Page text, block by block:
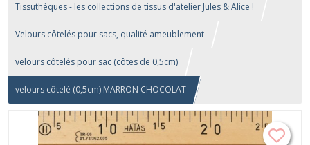
Tissuthèques - les collections de tissus d'atelier Jules & Alice !
Velours côtelés pour sacs, qualité ameublement
velours côtelés pour sac (côtes de 0,5cm)
velours côtelé (0,5cm) MARRON CHOCOLAT